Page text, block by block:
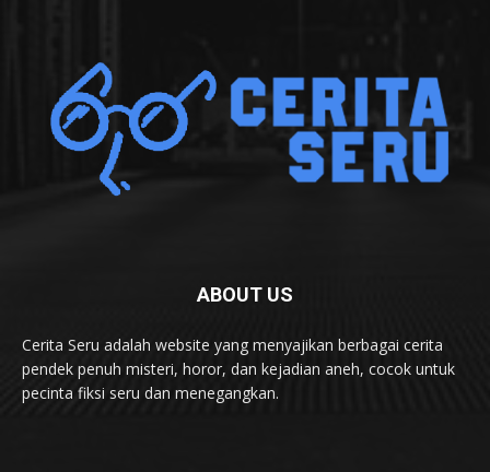
ABOUT US
Cerita Seru adalah website yang menyajikan berbagai cerita
pendek penuh misteri, horor, dan kejadian aneh, cocok untuk
pecinta fiksi seru dan menegangkan.